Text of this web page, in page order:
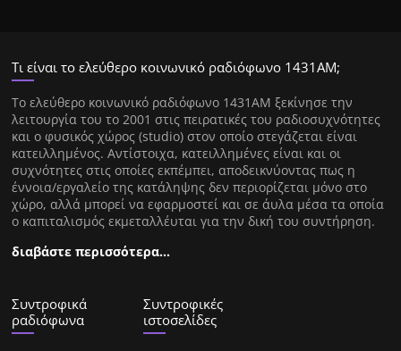
Τι είναι το ελεύθερο κοινωνικό ραδιόφωνο 1431ΑΜ;
Tο ελεύθερο κοινωνικό ραδιόφωνο 1431AM ξεκίνησε την
λειτουργία του το 2001 στις πειρατικές του ραδιοσυχνότητες
και ο φυσικός χώρος (studio) στον οποίο στεγάζεται είναι
κατειλλημένος. Αντίστοιχα, κατειλλημένες είναι και οι
συχνότητες στις οποίες εκπέμπει, αποδεικνύοντας πως η
έννοια/εργαλείο της κατάληψης δεν περιορίζεται μόνο στο
χώρο, αλλά μπορεί να εφαρμοστεί και σε άυλα μέσα τα οποία
ο καπιταλισμός εκμεταλλέυται για την δική του συντήρηση.
διαβάστε περισσότερα…
Συντροφικά
ραδιόφωνα
Συντροφικές
ιστοσελίδες